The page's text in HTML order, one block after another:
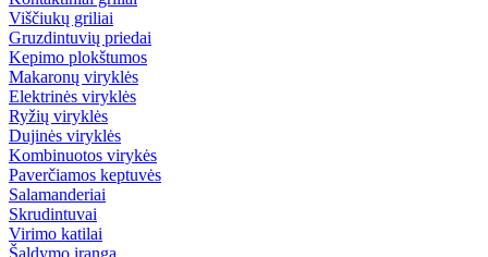
Viščiukų griliai
Gruzdintuvių priedai
Kepimo plokštumos
Makaronų viryklės
Elektrinės viryklės
Ryžių viryklės
Dujinės viryklės
Kombinuotos virykės
Paverčiamos keptuvės
Salamanderiai
Skrudintuvai
Virimo katilai
Šaldymo įranga